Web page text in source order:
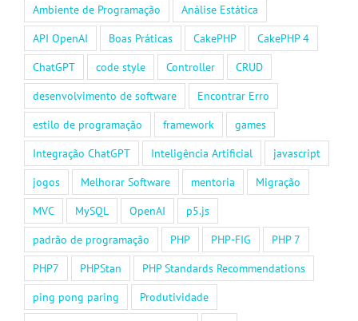
Ambiente de Programação
Análise Estática
API OpenAI
Boas Práticas CakePHP
CakePHP 4
ChatGPT
code style Controller
CRUD
desenvolvimento de software
Encontrar Erro
estilo de programação
framework
games
Integração ChatGPT
Inteligência Artificial
javascript
jogos
Melhorar Software mentoria
Migração
MVC
MySQL OpenAI
p5.js
padrão de programação
PHP PHP-FIG
PHP 7
PHP7
PHPStan
PHP Standards Recommendations
ping pong paring
Produtividade